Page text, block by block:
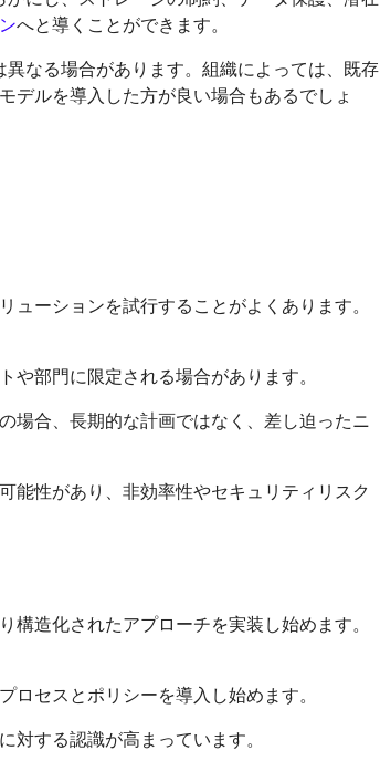
へと導くことができます。
なる場合があります。組織によっては、既存
デルを導入した方が良い場合もあるでしょ
ーションを試行することがよくあります。
部門に限定される場合があります。
場合、長期的な計画ではなく、差し迫ったニ
能性があり、非効率性やセキュリティリスク
造化されたアプローチを実装し始めます。
セスとポリシーを導入し始めます。
する認識が高まっています。